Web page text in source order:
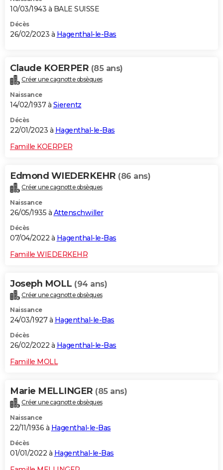
10/03/1943 à BALE SUISSE
Décès
26/02/2023 à Hagenthal-le-Bas
Claude KOERPER (85 ans)
Créer une cagnotte obsèques
Naissance
14/02/1937 à Sierentz
Décès
22/01/2023 à Hagenthal-le-Bas
Famille KOERPER
Edmond WIEDERKEHR (86 ans)
Créer une cagnotte obsèques
Naissance
26/05/1935 à Attenschwiller
Décès
07/04/2022 à Hagenthal-le-Bas
Famille WIEDERKEHR
Joseph MOLL (94 ans)
Créer une cagnotte obsèques
Naissance
24/03/1927 à Hagenthal-le-Bas
Décès
26/02/2022 à Hagenthal-le-Bas
Famille MOLL
Marie MELLINGER (85 ans)
Créer une cagnotte obsèques
Naissance
22/11/1936 à Hagenthal-le-Bas
Décès
01/01/2022 à Hagenthal-le-Bas